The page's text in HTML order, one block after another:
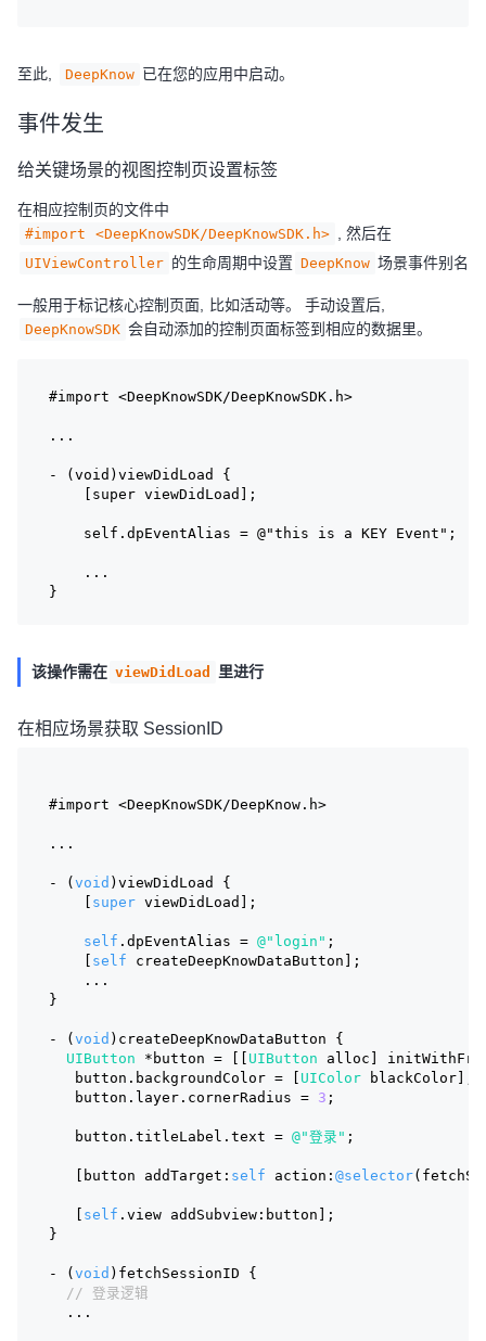
至此, DeepKnow 已在您的应用中启动。
事件发生
给关键场景的视图控制页设置标签
在相应控制页的文件中
#import <DeepKnowSDK/DeepKnowSDK.h> , 然后在
UIViewController 的生命周期中设置 DeepKnow 场景事件别名
一般用于标记核心控制页面, 比如活动等。 手动设置后,
DeepKnowSDK 会自动添加的控制页面标签到相应的数据里。
#import <DeepKnowSDK/DeepKnowSDK.h>
...
- (void)viewDidLoad {
    [super viewDidLoad];
    self.dpEventAlias = @"this is a KEY Event";
    ...
}
该操作需在 viewDidLoad 里进行
在相应场景获取 SessionID
#import <DeepKnowSDK/DeepKnow.h>
...
- ( void )viewDidLoad {
super viewDidLoad];
self .dpEventAlias = @"login" ;
self createDeepKnowDataButton];
    ...
}
- ( void )createDeepKnowDataButton {
UIButton *button = [[ UIButton alloc]
   button.backgroundColor = [
UIColor blackColor];
   button.layer.cornerRadius =
3 ;
   button.titleLabel.text =
@"登录" ;
   [button addTarget:
self action: @selector
self .view addSubview:button];
}
- ( void )fetchSessionID {
// 登录逻辑
  ...